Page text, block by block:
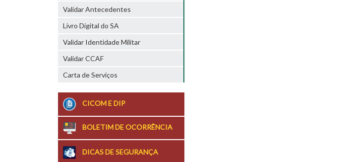
Validar Antecedentes
Livro Digital do SA
Validar Identidade Militar
Validar CCAF
Carta de Serviços
CICOM E DIP
BOLETIM DE OCORRÊNCIA
DICAS DE SEGURANÇA